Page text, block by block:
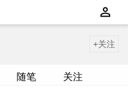
+关注
随笔 关注